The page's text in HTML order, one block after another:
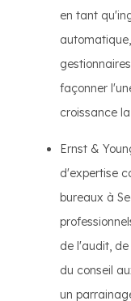
en tant
façonner
croissance
Ernst &
d'expertise
bureaux à
de l'audit,
du conseil
un